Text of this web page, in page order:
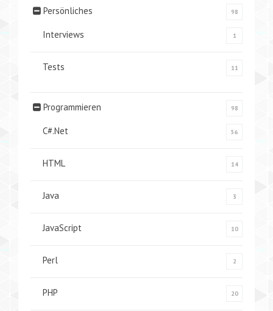
Persönliches 98
Interviews 1
Tests 11
Programmieren 98
C#.Net 56
HTML 14
Java 3
JavaScript 10
Perl 2
PHP 20